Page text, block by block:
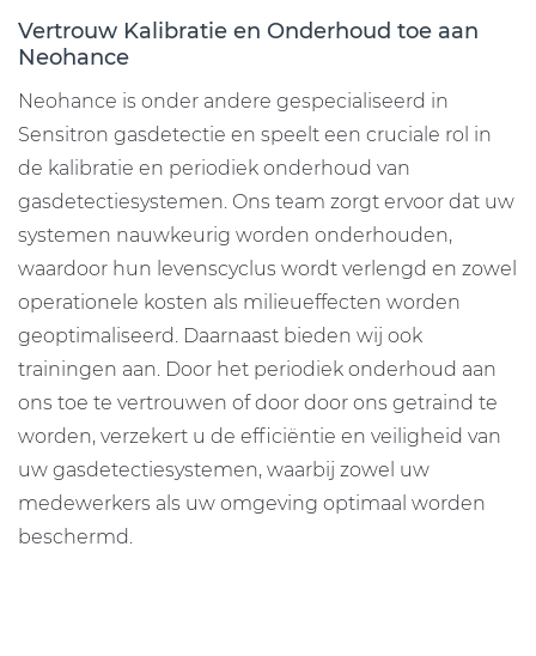
Vertrouw Kalibratie en Onderhoud toe aan
Neohance
Neohance is onder andere gespecialiseerd in
Sensitron gasdetectie en speelt een cruciale rol in
de kalibratie en periodiek onderhoud van
gasdetectiesystemen. Ons team zorgt ervoor dat uw
systemen nauwkeurig worden onderhouden,
waardoor hun levenscyclus wordt verlengd en zowel
operationele kosten als milieueffecten worden
geoptimaliseerd. Daarnaast bieden wij ook
trainingen aan. Door het periodiek onderhoud aan
ons toe te vertrouwen of door door ons getraind te
worden, verzekert u de efficiëntie en veiligheid van
uw gasdetectiesystemen, waarbij zowel uw
medewerkers als uw omgeving optimaal worden
beschermd.